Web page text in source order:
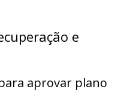
e
aprovar plano